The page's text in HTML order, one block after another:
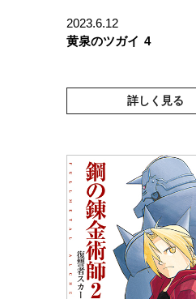
2023.6.12
黄泉のツガイ 4
詳しく見る